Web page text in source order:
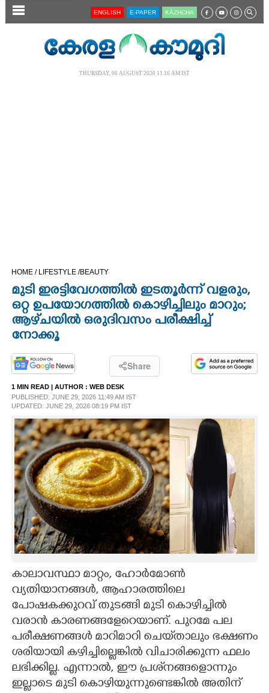
SECTIONS
OPINION
LIFESTYLE
SPIRITUAL
INFO+
ART
ASTRO
LITERATURE
CONTACT US
ENGLISH E-PAPER KĀZHCHA
THURSDAY, 06 AUGUST 2026 11.16 AM IST
HOME / LIFESTYLE /BEAUTY
മുടി ഇരട്ടിവേഗത്തിൽ ഇടതൂർന്ന് വളരും,
ഒറ്റ ഉപയോഗത്തിൽ കൊഴിച്ചിലും മാറും;
ആഴ്‌ചയിൽ ഒരുദിവസം പരീക്ഷിച്ച്
നോക്കൂ
Share
1 MIN READ | AUTHOR : WEB DESK
PUBLISHED: JUNE 29, 2026 11:49 AM IST
UPDATED: JUNE 29, 2026 08:19 PM IST
കാലാവസ്ഥാ മാറ്റം, ഹോർമോൺ
വ്യതിയാനങ്ങൾ, ആഹാരത്തിലെ
പോഷകക്കുറവ് തുടങ്ങി മുടി കൊഴിച്ചിൽ
വരാൻ കാരണങ്ങളേറെയാണ്. പുറമേ പല
പരീക്ഷണങ്ങൾ മാറിമാറി ചെയ്‌താലും ഭക്ഷണം
ശരിയായി കഴിച്ചില്ലെങ്കിൽ വിചാരിക്കുന്ന ഫലം
ലഭിക്കില്ല. എന്നാൽ, ഈ പ്രശ്‌നങ്ങളൊന്നും
ഇല്ലാടെ മുടി കൊഴിയുന്നുണ്ടെങ്കിൽ അതിന്